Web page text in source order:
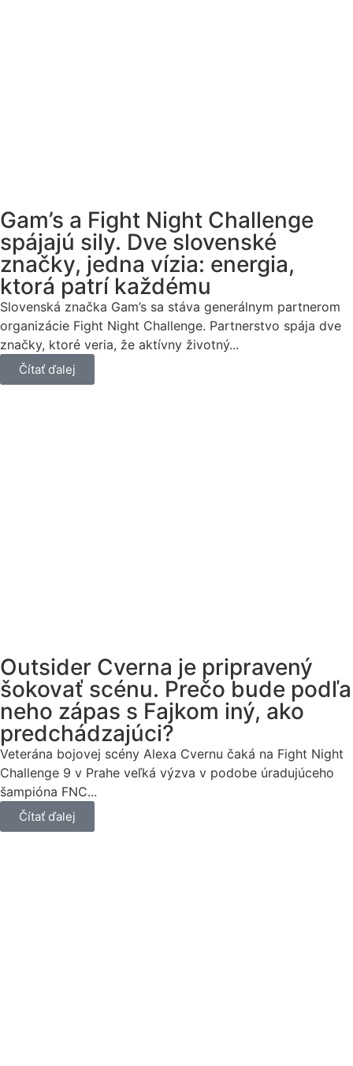
Gam’s a Fight Night Challenge
spájajú sily. Dve slovenské
značky, jedna vízia: energia,
ktorá patrí každému
Slovenská značka Gam’s sa stáva generálnym partnerom
organizácie Fight Night Challenge. Partnerstvo spája dve
značky, ktoré veria, že aktívny životný...
Čítať ďalej
Outsider Cverna je pripravený
šokovať scénu. Prečo bude podľa
neho zápas s Fajkom iný, ako
predchádzajúci?
Veterána bojovej scény Alexa Cvernu čaká na Fight Night
Challenge 9 v Prahe veľká výzva v podobe úradujúceho
šampióna FNC...
Čítať ďalej